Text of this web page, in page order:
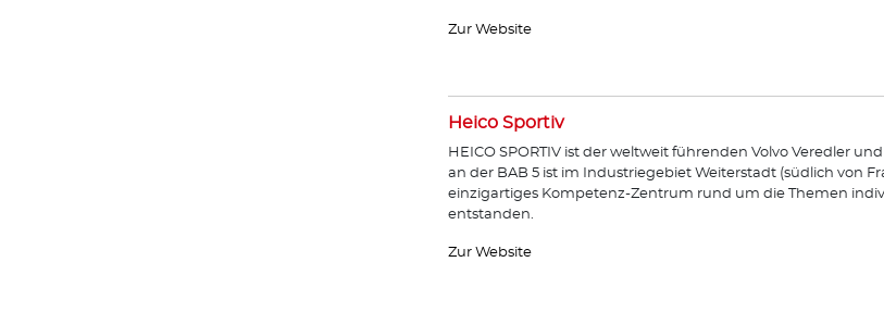
Zur Website
Heico Sportiv
HEICO SPORTIV ist der weltweit führenden Volvo Veredler
an der BAB 5 ist im Industriegebiet Weiterstadt (südlich von
einzigartiges Kompetenz-Zentrum rund um die Themen
entstanden.
Zur Website